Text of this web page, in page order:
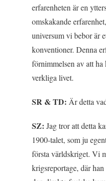
erfarenheten är en
omskakande
universum vi bebor är
konventioner. Denna
förnimmelsen av att
verkliga livet.
SR & TD: Är detta
SZ: Jag tror att detta
1900-talet, som ju
första världskriget. Vi
krigsreportage, där